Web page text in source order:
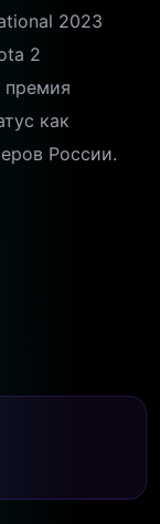
2023
2
премия
как
России.